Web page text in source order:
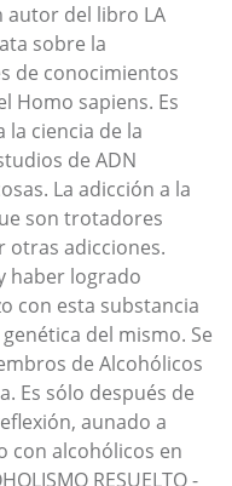
autor del libro LA
sobre la
de conocimientos
Homo sapiens. Es
ciencia de la
de ADN
La adicción a la
son trotadores
otras adicciones.
haber logrado
con esta substancia
del mismo. Se
de Alcohólicos
Es sólo después de
aunado a
con alcohólicos en
RESUELTO -